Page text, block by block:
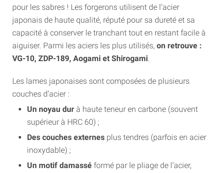
pour les sabres ! Les forgerons utilisent de l’acier
japonais de haute qualité, réputé pour sa dureté et sa
capacité à conserver le tranchant tout en restant facile à
aiguiser. Parmi les aciers les plus utilisés, on retrouve :
VG-10, ZDP-189, Aogami et Shirogami.
Les lames japonaises sont composées de plusieurs
couches d’acier :
Un noyau dur à haute teneur en carbone (souvent
supérieur à HRC 60) ;
Des couches externes plus tendres (parfois en acier
inoxydable) ;
Un motif damassé formé par le pliage de l’acier,